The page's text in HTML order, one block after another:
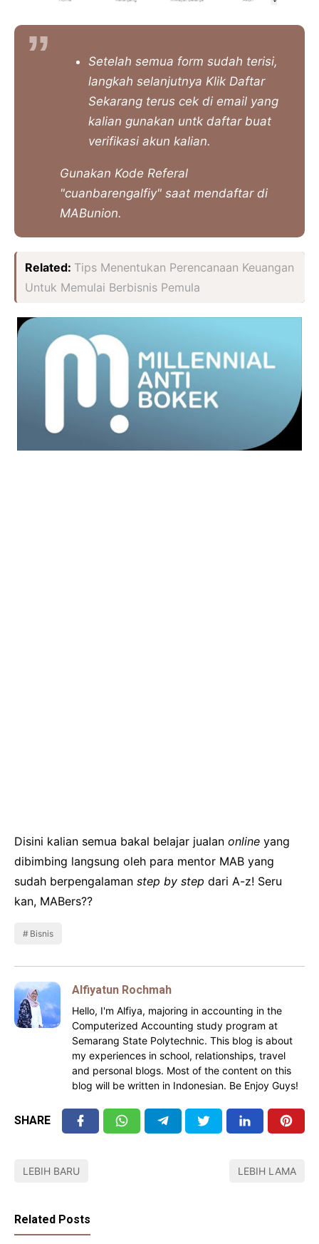
Setelah semua form sudah terisi,
langkah selanjutnya Klik Daftar
Sekarang terus cek di email yang
kalian gunakan untk daftar buat
verifikasi akun kalian.
Gunakan Kode Referal
"cuanbarengalfiy" saat mendaftar di
MABunion.
Related: Tips Menentukan Perencanaan Keuangan
Untuk Memulai Berbisnis Pemula
Disini kalian semua bakal belajar jualan online yang
dibimbing langsung oleh para mentor MAB yang
sudah berpengalaman step by step dari A-z! Seru
kan, MABers??
Bisnis
Alfiyatun Rochmah
Hello, I'm Alfiya, majoring in accounting in the
Computerized Accounting study program at
Semarang State Polytechnic. This blog is about
my experiences in school, relationships, travel
and personal blogs. Most of the content on this
blog will be written in Indonesian. Be Enjoy Guys!
SHARE
LEBIH BARU LEBIH LAMA
Related Posts